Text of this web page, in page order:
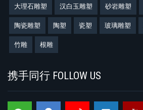
大理石雕塑 汉白玉雕塑 砂岩雕塑
陶瓷雕塑 陶塑 瓷塑 玻璃雕塑
竹雕 根雕
携手同行 FOLLOW US